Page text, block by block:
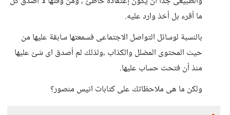
ما أقرء بل أخذ وارد عليه.
بالنسبة لوسائل التواصل الاجتماعى فسمعتها سابقة عليها من
حيث المحتوى المضلل والكذاب ،ولذلك لم أصدق اى شئ عليها
منذ أن فتحت حساب عليها.
ولكن ما هى ملاحظاتك على كتابات انيس منصور؟